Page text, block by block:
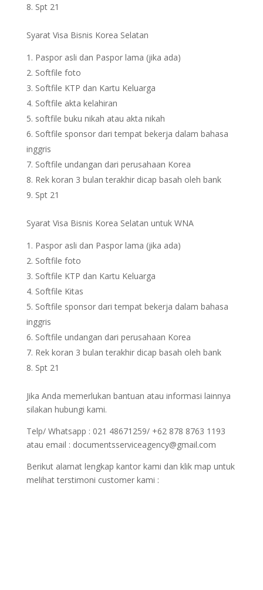
Spt 21
Syarat Visa Bisnis Korea Selatan
Paspor asli dan Paspor lama (jika ada)
Softfile foto
Softfile KTP dan Kartu Keluarga
Softfile akta kelahiran
softfile buku nikah atau akta nikah
Softfile sponsor dari tempat bekerja dalam bahasa
inggris
Softfile undangan dari perusahaan Korea
Rek koran 3 bulan terakhir dicap basah oleh bank
Spt 21
Syarat Visa Bisnis Korea Selatan untuk WNA
Paspor asli dan Paspor lama (jika ada)
Softfile foto
Softfile KTP dan Kartu Keluarga
Softfile Kitas
Softfile sponsor dari tempat bekerja dalam bahasa
inggris
Softfile undangan dari perusahaan Korea
Rek koran 3 bulan terakhir dicap basah oleh bank
Spt 21
Jika Anda memerlukan bantuan atau informasi lainnya
silakan hubungi kami.
Telp/ Whatsapp : 021 48671259/ +62 878 8763 1193
atau email : documentsserviceagency@gmail.com
Berikut alamat lengkap kantor kami dan klik map untuk
melihat terstimoni customer kami :